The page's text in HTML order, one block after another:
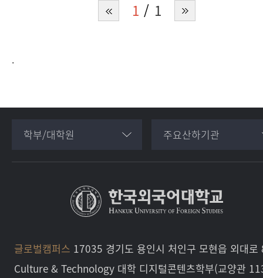
1 1
.
학부/대학원 주요산하기관
글로벌캠퍼스 17035 경기도 용인시 처인구 모현읍 외대
Culture & Technology 대학 디지털콘텐츠학부(교양관